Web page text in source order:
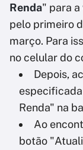
Renda" para a
pelo primeiro
março. Para
no celular do
Depois,
Renda" na
Ao
botão